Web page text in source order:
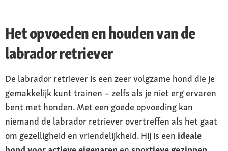
Het opvoeden en houden van de
labrador retriever
De labrador retriever is een zeer volgzame hond die je
gemakkelijk kunt trainen – zelfs als je niet erg ervaren
bent met honden. Met een goede opvoeding kan
niemand de labrador retriever overtreffen als het gaat
om gezelligheid en vriendelijkheid. Hij is een ideale